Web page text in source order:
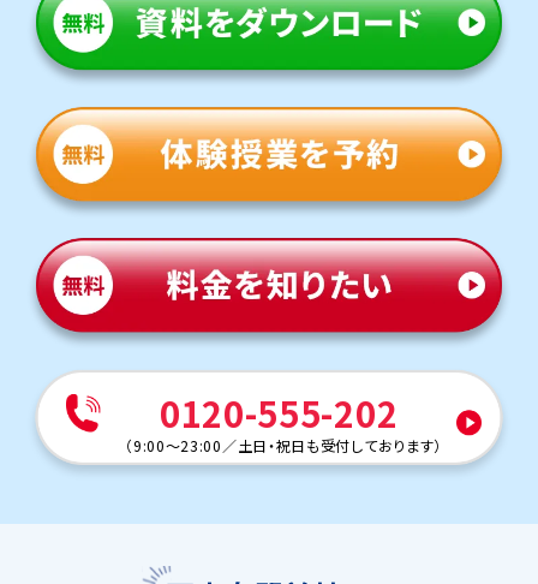
0120-555-202
（9:00～23:00／土日・祝日も受付しております）